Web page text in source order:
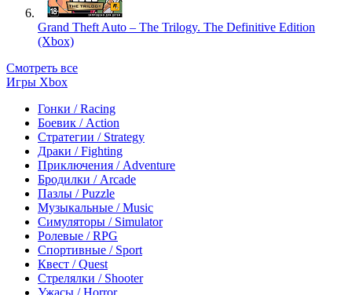
Grand Theft Auto – The Trilogy. The Definitive Edition
(Xbox)
Смотреть все
Игры Xbox
Гонки / Racing
Боевик / Action
Стратегии / Strategy
Драки / Fighting
Приключения / Adventure
Бродилки / Arcade
Пазлы / Puzzle
Музыкальные / Music
Симуляторы / Simulator
Ролевые / RPG
Спортивные / Sport
Квест / Quest
Стрелялки / Shooter
Ужасы / Horror